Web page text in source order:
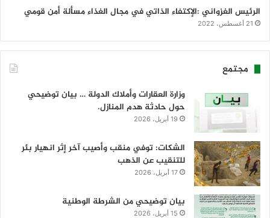
الرئيس الغزواني :الإكتفاء الذاتي في مجال الغذاء مسألة أمن قومي
21 أغسطس، 2022
مجتمع
وزارة العقارات وأملاك الدولة … بيان توضيحي
حول حادثة هدم المنازل.
19 أبريل، 2026
الشكات: توفي منقب وأصيب آخر إثر انهيار بئر
للتنقيب عن الذهب
17 أبريل، 2026
بيان توضيحي من الشرطة الوطنية
15 أبريل، 2026